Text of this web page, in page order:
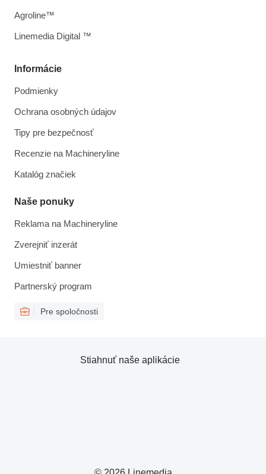
Informácie
Podmienky
Ochrana osobných údajov
Tipy pre bezpečnosť
Recenzie na Machineryline
Katalóg značiek
Naše ponuky
Reklama na Machineryline
Zverejniť inzerát
Umiestniť banner
Partnerský program
Pre spoločnosti
Agroline™
Linemedia Digital ™
Stiahnuť naše aplikácie